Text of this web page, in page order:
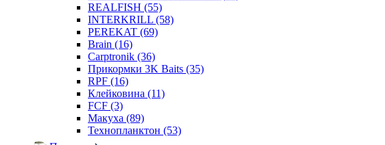
REALFISH (55)
INTERKRILL (58)
PEREKAT (69)
Brain (16)
Carptronik (36)
Прикормки 3K Baits (35)
RPF (16)
Клейковина (11)
FCF (3)
Макуха (89)
Технопланктон (53)